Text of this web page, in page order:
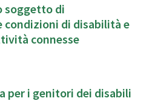
soggetto di
condizioni di disabilità e
delle attività connesse
per i genitori dei disabili